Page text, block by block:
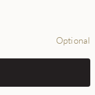
Optional